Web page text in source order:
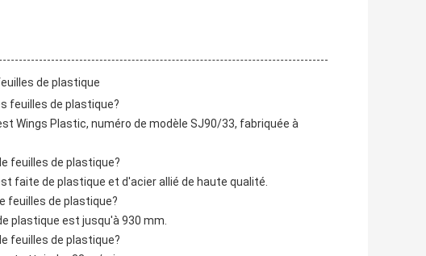
de plastique
feuilles de plastique?
Wings Plastic, numéro de modèle SJ90/33, fabriquée à
feuilles de plastique?
faite de plastique et d'acier allié de haute qualité.
feuilles de plastique?
plastique est jusqu'à 930 mm.
feuilles de plastique?